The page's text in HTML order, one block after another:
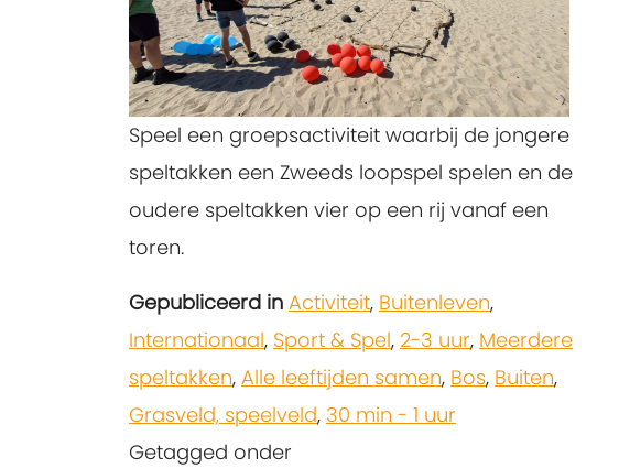
Speel een groepsactiviteit waarbij de jongere
speltakken een Zweeds loopspel spelen en de
oudere speltakken vier op een rij vanaf een
toren.
Gepubliceerd in Activiteit, Buitenleven,
Internationaal, Sport & Spel, 2-3 uur, Meerdere
speltakken, Alle leeftijden samen, Bos, Buiten,
Grasveld, speelveld, 30 min - 1 uur
Getagged onder